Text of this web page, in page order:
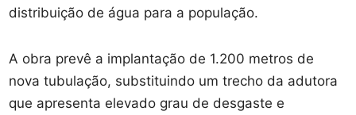
distribuição de água para a população.
A obra prevê a implantação de 1.200 metros de
nova tubulação, substituindo um trecho da adutora
que apresenta elevado grau de desgaste e